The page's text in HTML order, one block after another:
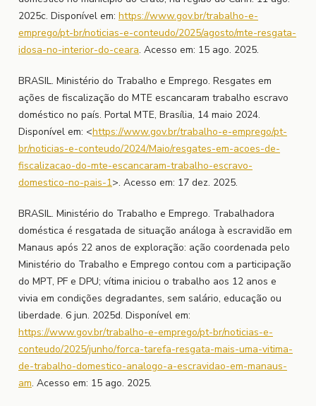
2025c. Disponível em: https://www.gov.br/trabalho-e-
emprego/pt-br/noticias-e-conteudo/2025/agosto/mte-resgata-
idosa-no-interior-do-ceara. Acesso em: 15 ago. 2025.
BRASIL. Ministério do Trabalho e Emprego. Resgates em
ações de fiscalização do MTE escancaram trabalho escravo
doméstico no país. Portal MTE, Brasília, 14 maio 2024.
Disponível em: <https://www.gov.br/trabalho-e-emprego/pt-
br/noticias-e-conteudo/2024/Maio/resgates-em-acoes-de-
fiscalizacao-do-mte-escancaram-trabalho-escravo-
domestico-no-pais-1>. Acesso em: 17 dez. 2025.
BRASIL. Ministério do Trabalho e Emprego. Trabalhadora
doméstica é resgatada de situação análoga à escravidão em
Manaus após 22 anos de exploração: ação coordenada pelo
Ministério do Trabalho e Emprego contou com a participação
do MPT, PF e DPU; vítima iniciou o trabalho aos 12 anos e
vivia em condições degradantes, sem salário, educação ou
liberdade. 6 jun. 2025d. Disponível em:
https://www.gov.br/trabalho-e-emprego/pt-br/noticias-e-
conteudo/2025/junho/forca-tarefa-resgata-mais-uma-vitima-
de-trabalho-domestico-analogo-a-escravidao-em-manaus-
am. Acesso em: 15 ago. 2025.